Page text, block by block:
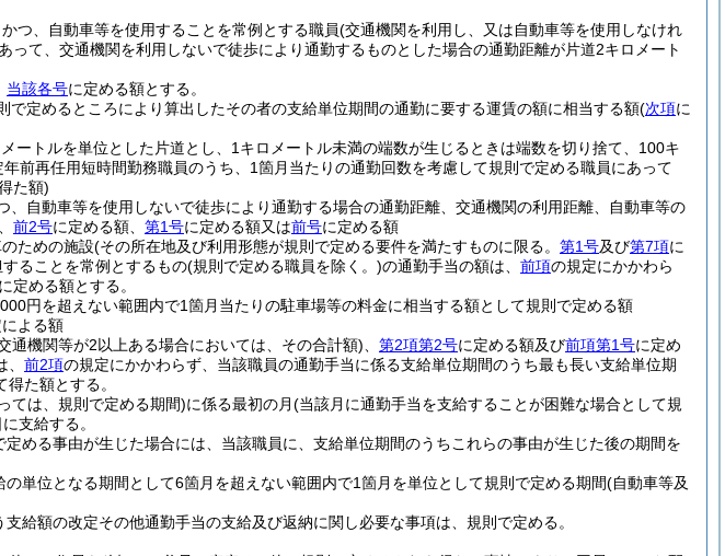
つ、自動車等を使用することを常例とする職員(交通機関を利用し、又は自動車等を使用しなけれ
って、交通機関を利用しないで徒歩により通勤するものとした場合の通勤距離が片道2キロメート
当該各号に定める額とする。
定めるところにより算出したその者の支給単位期間の通勤に要する運賃の額に相当する額(次項に
ートルを単位とした片道とし、1キロメートル未満の端数が生じるときは端数を切り捨て、100キ
年前再任用短時間勤務職員のうち、1箇月当たりの通勤回数を考慮して規則で定める職員にあって
た額)
自動車等を使用しないで徒歩により通勤する場合の通勤距離、交通機関の利用距離、自動車等の
前2号に定める額、 第1号に定める額又は前号に定める額
ための施設(その所在地及び利用形態が規則で定める要件を満たすものに限る。 第1号及び第7項に
ることを常例とするもの(規則で定める職員を除く。)の通勤手当の額は、 前項の規定にかかわら
に定める額とする。
円を超えない範囲内で1箇月当たりの駐車場等の料金に相当する額として規則で定める額
よる額
通機関等が2以上ある場合においては、その合計額) 第2項第2号に定める額及び前項第1号に定め
前2項の規定にかかわらず、当該職員の通勤手当に係る支給単位期間のうち最も長い支給単位期
た額とする。
ては、規則で定める期間)に係る最初の月(当該月に通勤手当を支給することが困難な場合として規
支給する。
める事由が生じた場合には、当該職員に、支給単位期間のうちこれらの事由が生じた後の期間を
単位となる期間として6箇月を超えない範囲内で1箇月を単位として規則で定める期間(自動車等及
給額の改定その他通勤手当の支給及び返納に関し必要な事項は、規則で定める。